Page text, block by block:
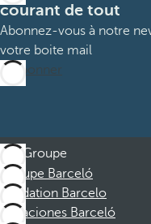
courant de tout
Abonnez-vous à notre
votre boite mail
M’abonner
Groupe
Groupe Barceló
Fondation Barcelo
Vacaciones Barceló